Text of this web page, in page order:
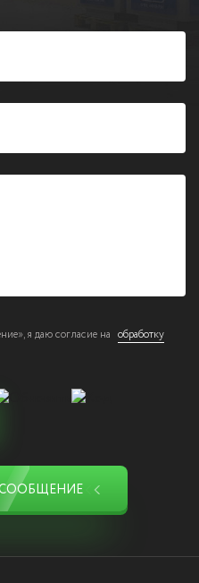
я даю согласие на обработку